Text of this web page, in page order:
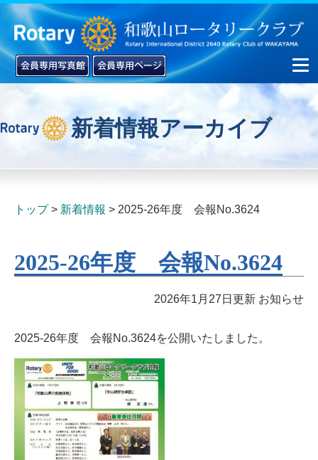
新着情報アーカイブ
トップ 新着情報 2025-26年度 会報No.3624
2025-26年度 会報No.3624
2026年1月27日更新 お知らせ
2025-26年度 会報No.3624を公開いたしました。